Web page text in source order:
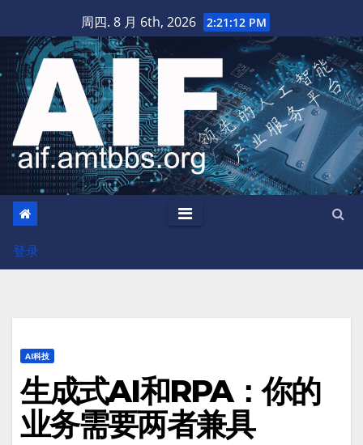
至
内
容
周四. 8 月 6th, 2026 2:21:13 PM
登录
AI科技
生成式AI和RPA：你的
业务需要两者兼具